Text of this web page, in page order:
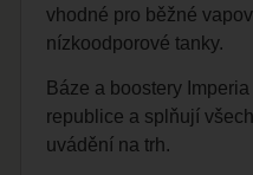
vhodné pro běžné
nízkoodporové tanky.
Báze a boostery
republice a splňují
uvádění na trh.